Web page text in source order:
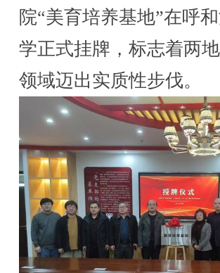
院“美育培养基地”在呼
学正式挂牌，标志着两
领域迈出实质性步伐。